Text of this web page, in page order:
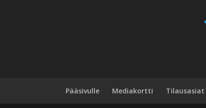
Pääsivulle Mediakortti Tilausasiat